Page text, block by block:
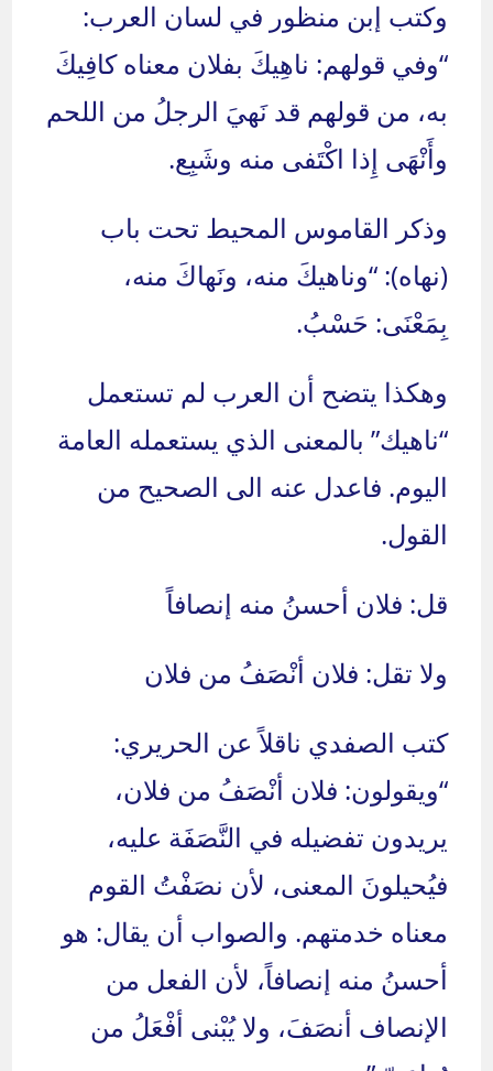
وكتب إبن منظور في لسان العرب:
“وفي قولهم: ناهِيكَ بفلان معناه كافِيكَ
به، من قولهم قد نَهيَ الرجلُ من اللحم
وأَنْهَى إِذا اكْتَفى منه وشَبِع.
وذكر القاموس المحيط تحت باب
(نهاه): “وناهيكَ منه، ونَهاكَ منه،
بِمَعْنَى: حَسْبُ.
وهكذا يتضح أن العرب لم تستعمل
“ناهيك” بالمعنى الذي يستعمله العامة
اليوم. فاعدل عنه الى الصحيح من
القول.
قل: فلان أحسنُ منه إنصافاً
ولا تقل: فلان أنْصَفُ من فلان
كتب الصفدي ناقلاً عن الحريري:
“ويقولون: فلان أنْصَفُ من فلان،
يريدون تفضيله في النَّصَفَة عليه،
فيُحيلونَ المعنى، لأن نصَفْتُ القوم
معناه خدمتهم. والصواب أن يقال: هو
أحسنُ منه إنصافاً، لأن الفعل من
الإنصاف أنصَفَ، ولا يُبْنى أفْعَلُ من